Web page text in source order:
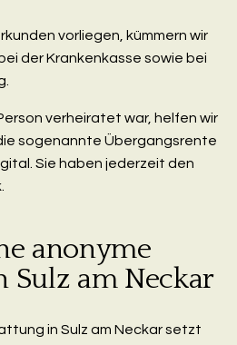
vorliegen, kümmern wir
der Krankenkasse sowie bei
verheiratet war, helfen wir
sogenannte Übergangsrente
Sie haben jederzeit den
anonyme
Sulz am Neckar
in Sulz am Neckar setzt